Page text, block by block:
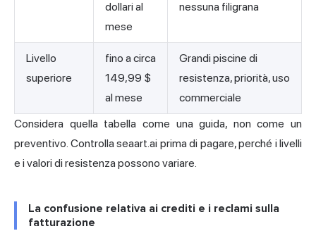
dollari al
mese
nessuna filigrana
Livello
superiore
fino a circa
149,99 $
al mese
Grandi piscine di
resistenza, priorità, uso
commerciale
Considera quella tabella come una guida, non come un
preventivo. Controlla seaart.ai prima di pagare, perché i livelli
e i valori di resistenza possono variare.
La confusione relativa ai crediti e i reclami sulla
fatturazione